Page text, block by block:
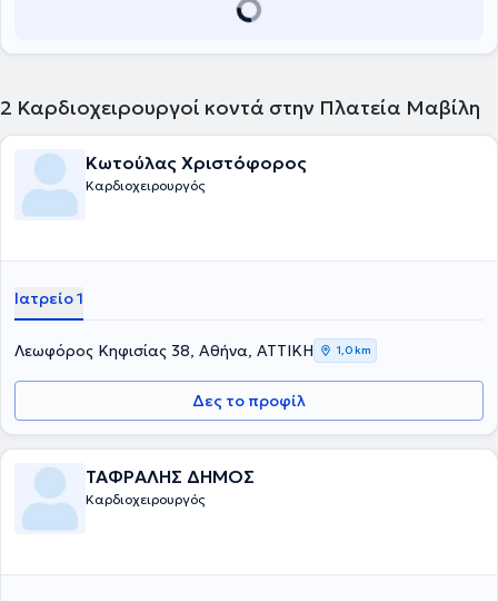
2 Καρδιοχειρουργοί κοντά στην Πλατεία Μαβίλη
Κωτούλας Χριστόφορος
Καρδιοχειρουργός
Ιατρείο 1
Λεωφόρος Κηφισίας 38, Αθήνα, ΑΤΤΙΚΗ 1,0 km
Δες το προφίλ
ΤΑΦΡΑΛΗΣ ΔΗΜΟΣ
Καρδιοχειρουργός